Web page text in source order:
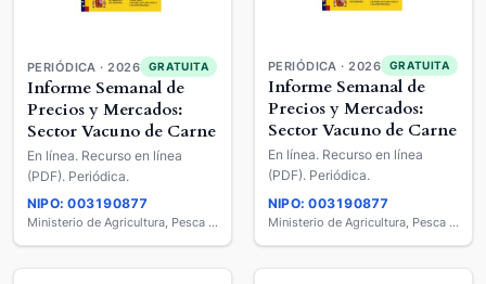
PERIÓDICA · 2026 GRATUITA
Informe Semanal de
Precios y Mercados:
Sector Vacuno de Carne
En línea. Recurso en línea
(PDF). Periódica.
NIPO: 003190877
Ministerio de Agricultura, Pesca y Alimentación
PERIÓDICA · 2026 GRATUITA
Informe Semanal de
Precios y Mercados:
Sector Vacuno de Carne
En línea. Recurso en línea
(PDF). Periódica.
NIPO: 003190877
Ministerio de Agricultura, Pesca y Alimentación